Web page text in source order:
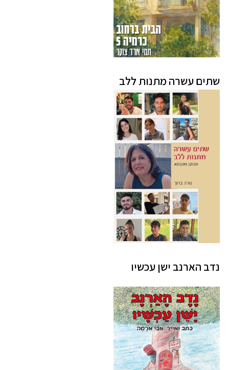
שתים עשרה מתנות ללב
נדב הארנב ישן עכשיו